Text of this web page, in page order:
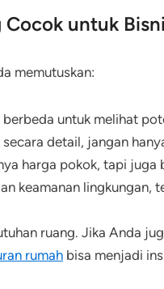
untuk
memutuskan:
untuk melihat
detail, jangan
harga pokok, tapi juga
keamanan lingkungan,
ruang. Jika Anda
rumah bisa menjadi